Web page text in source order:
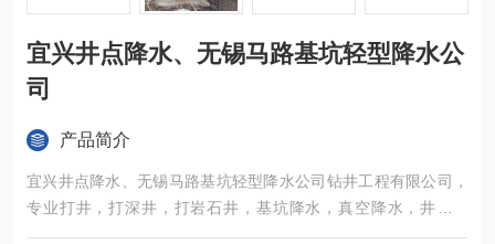
宜兴井点降水、无锡马路基坑轻型降水公
司
产品简介
宜兴井点降水、无锡马路基坑轻型降水公司钻井工程有限公司，
专业打井，打深井，打岩石井，基坑降水，真空降水，井点降
水、洗井、修井、捞泵、山区岩石井、泥沙井几十米到几百米、